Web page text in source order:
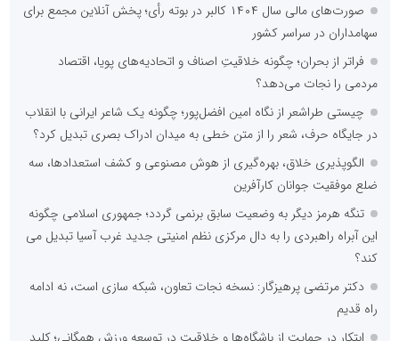
صورت‌های مالی سال ۱۴۰۴ کالبر در بوته رأی؛ پخش آنلاین مجمع برای
سهامداران در سراسر کشور
فراتر از بحران؛ چگونه خلاقیتِ اصناف و اتحادیه‌های پویا، اقتصاد
مردمی را نجات می‌دهد؟
چیستی طراشعر از نگاه امین افضل‌پور؛ چگونه یک شاعر ایرانی با انقلاب
در جایگاه حرف، شعر را از متن خطی به میدان ادراک بصری تبدیل کرد؟
الگوپذیری خلاق، بهره‌گیری از هوش مصنوعی و کشف استعدادها، سه
ضلع موفقیت جوانان کارآفرین
تنگه هرمز دیگر به وضعیت سابق برنمی گردد؛ جمهوری اسلامی چگونه
این آبراه راهبردی را به دال مرکزی نظم امنیتی جدید غرب آسیا تبدیل می
کند؟
دکتر مرتضی پرهیزگار: نسخه نجات تعاون، شبکه سازی است، نه ادامه
راه قدیم